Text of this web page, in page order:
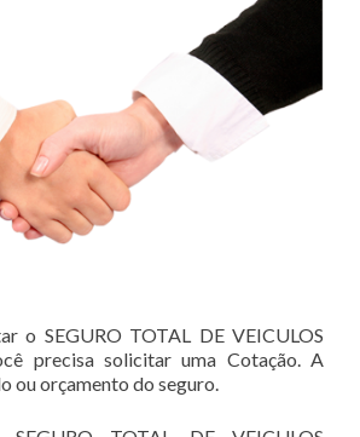
o SEGURO TOTAL DE VEICULOS
precisa solicitar uma Cotação. A
ou orçamento do seguro.